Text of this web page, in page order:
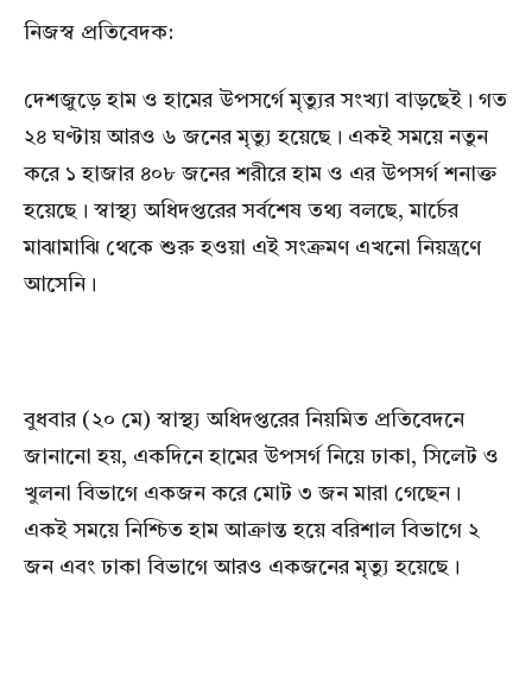
নিজস্ব প্রতিবেদক:
দেশজুড়ে হাম ও হামের উপসর্গে মৃত্যুর সংখ্যা বাড়ছেই। গত
২৪ ঘণ্টায় আরও ৬ জনের মৃত্যু হয়েছে। একই সময়ে নতুন
করে ১ হাজার ৪০৮ জনের শরীরে হাম ও এর উপসর্গ শনাক্ত
হয়েছে। স্বাস্থ্য অধিদপ্তরের সর্বশেষ তথ্য বলছে, মার্চের
মাঝামাঝি থেকে শুরু হওয়া এই সংক্রমণ এখনো নিয়ন্ত্রণে
আসেনি।
বুধবার (২০ মে) স্বাস্থ্য অধিদপ্তরের নিয়মিত প্রতিবেদনে
জানানো হয়, একদিনে হামের উপসর্গ নিয়ে ঢাকা, সিলেট ও
খুলনা বিভাগে একজন করে মোট ৩ জন মারা গেছেন।
একই সময়ে নিশ্চিত হাম আক্রান্ত হয়ে বরিশাল বিভাগে ২
জন এবং ঢাকা বিভাগে আরও একজনের মৃত্যু হয়েছে।